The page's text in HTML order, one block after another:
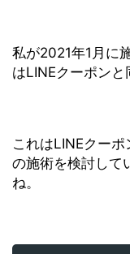
私が2021年1月に
はLINEクーポンと
これはLINEクー
の施術を検討して
ね。